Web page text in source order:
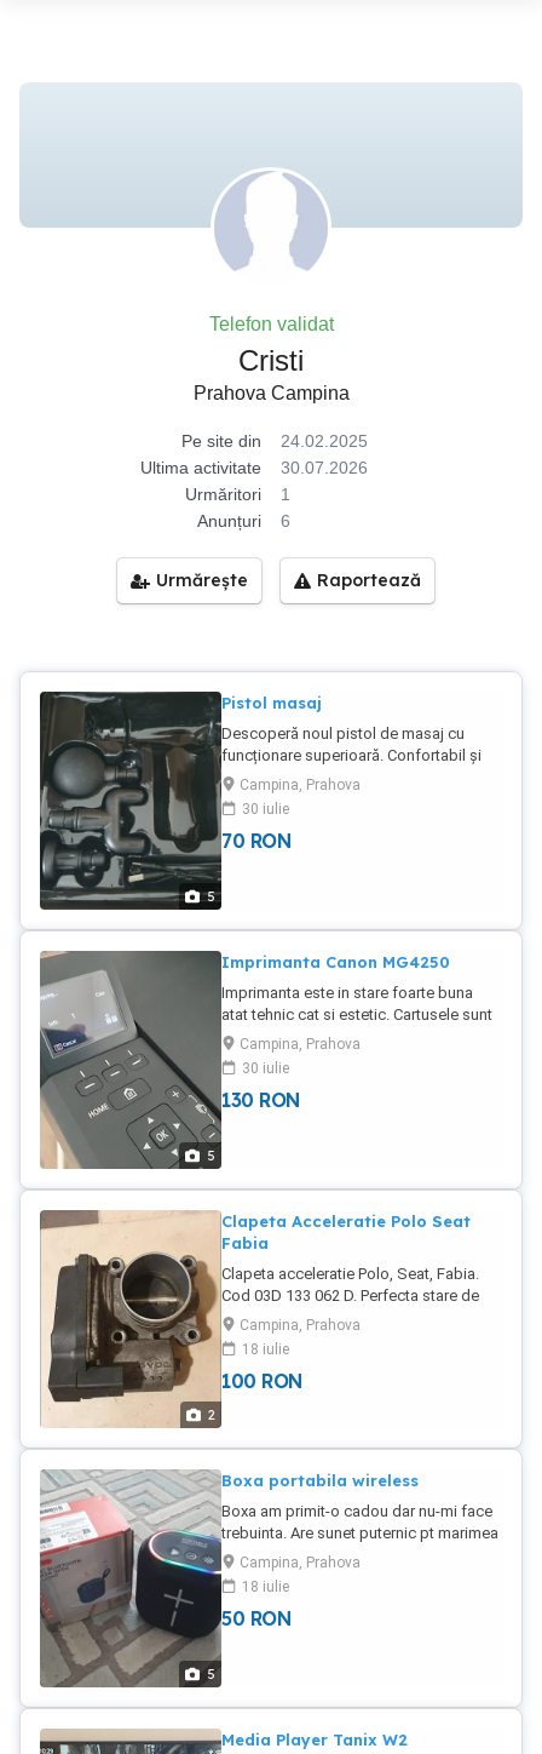
Telefon validat
Cristi
Prahova Campina
Pe site din
24.02.2025
Ultima activitate
30.07.2026
Urmăritori
1
Anunțuri
6
Urmărește Raportează
5
Pistol masaj
Descoperă noul pistol de masaj cu
funcționare superioară. Confortabil și
eficient, acest dispozitiv va revigora
corpul tău după o zi lungă. Aparatul a
fost primit cadou de sotie, dar nu ne
face trebuinta. Pret usor negociabil.
Campina, Prahova
30 iulie
70 RON
5
Imprimanta Canon MG4250
Imprimanta este in stare foarte buna
atat tehnic cat si estetic. Cartusele sunt
reincarcate, dar pt o calitate mai buna
trebuie luate unele noi. Pret usor
negociabil
Campina, Prahova
30 iulie
130 RON
2
Clapeta Acceleratie Polo Seat
Fabia
Clapeta acceleratie Polo, Seat, Fabia.
Cod 03D 133 062 D. Perfecta stare de
functionare.
Campina, Prahova
18 iulie
100 RON
5
Boxa portabila wireless
Boxa am primit-o cadou dar nu-mi face
trebuinta. Are sunet puternic pt marimea
ei. Campina, Prahova
18 iulie
50 RON
Media Player Tanix W2